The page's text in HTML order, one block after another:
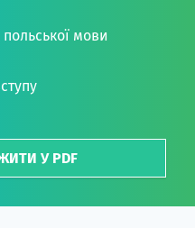
мови
У PDF